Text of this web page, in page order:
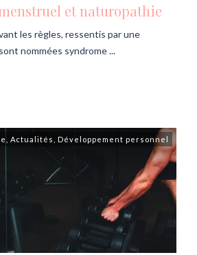
et naturopathie
les règles, ressentis par une
nommées syndrome...
Actualités Développement personnel